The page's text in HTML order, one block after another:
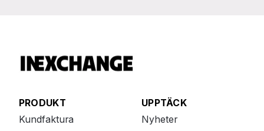
PRODUKT
Kundfaktura
UPPTÄCK
Nyheter